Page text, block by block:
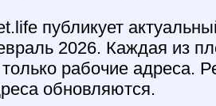
публикует
2026. Каждая из
рабочие адреса.
обновляются.